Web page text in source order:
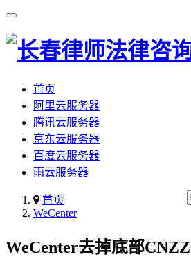
首页
阿里云服务器
腾讯云服务器
京东云服务器
百度云服务器
雨云服务器
首页
WeCenter
WeCenter去掉底部